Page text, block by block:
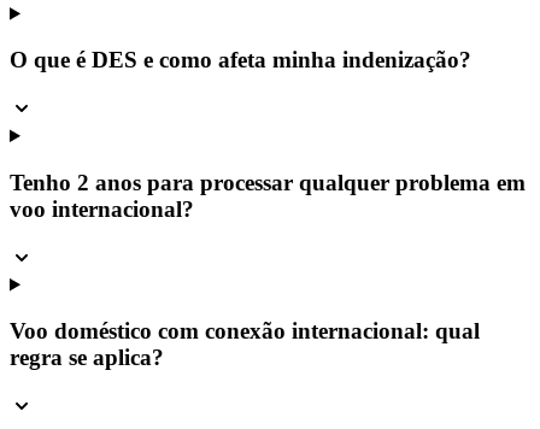
O que é DES e como afeta minha indenização?
Tenho 2 anos para processar qualquer problema em
voo internacional?
Voo doméstico com conexão internacional: qual
regra se aplica?